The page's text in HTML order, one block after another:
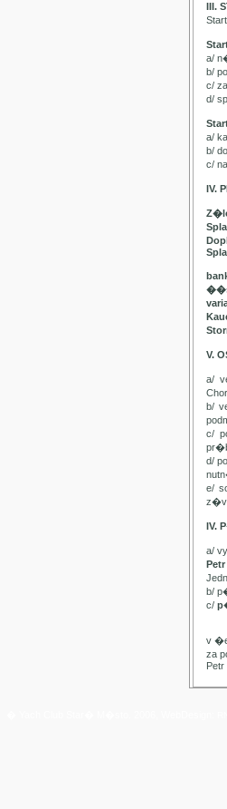
III.
a/
b/
c/
d/
a/
b/
c/
IV.
V.
a/
b/
c/
d/
e/
IV.
a/
b/
c/
v
za
Petr